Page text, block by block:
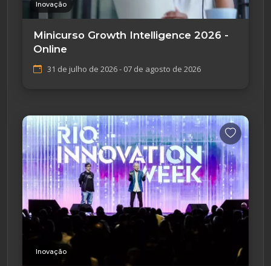
Inovação
Minicurso Growth Intelligence 2026 -
Online
31 de julho de 2026 - 07 de agosto de 2026
Inovação